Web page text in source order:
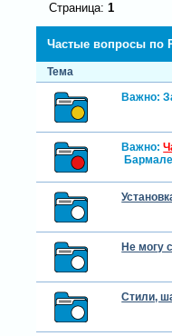
Частые вопросы по
Страница: 1
Тема
Важно:
Важно:
Не могу
Стили,